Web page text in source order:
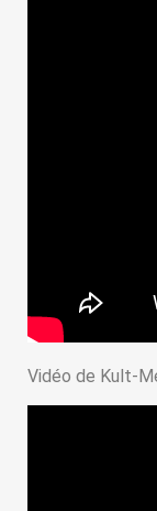
Vidéo de Kult-